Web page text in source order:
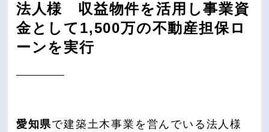
法人様 収益物件を活用し事業資
金として1,500万の不動産担保ロ
ーンを実行
愛知県で建築土木事業を営んでいる法人様